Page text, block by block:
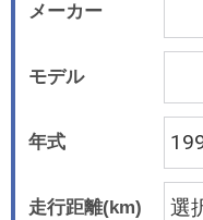
メーカー
モデル
年式
走行距離(km)